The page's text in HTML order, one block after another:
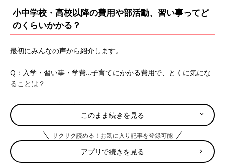
巣立つまでにかかる費用」への悩みを聞くとと
もに、3人の娘を育てるファイナンシャルプラ
ンナーの曽田照子さんにアドバイスいただきま
小中学校・高校以降の費用や部活動、習い事ってど
のくらいかかる？
最初にみんなの声から紹介します。
Q：入学・習い事・学費…子育てにかかる費用で、とくに気にな
ることは？
「4歳児の習い事の費用は1カ月にどのくらいかけていいのか？」
（ぽんし）
「日用品や大きくなった時の塾や習い事代が気になる」（いおり
んママ）
このまま続きを見る
サクサク読める！お気に入り記事を登録可能
アプリで続きを見る